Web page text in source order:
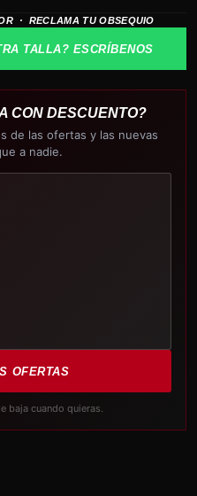
· RECLAMA TU OBSEQUIO
TALLA? ESCRÍBENOS
CON DESCUENTO?
de las ofertas y las nuevas
a nadie.
OFERTAS
baja cuando quieras.